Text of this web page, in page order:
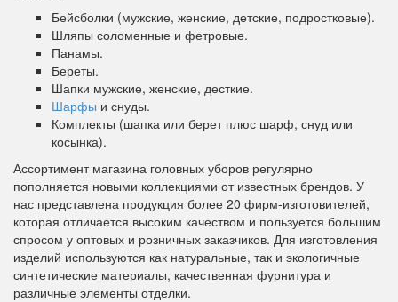
Бейсболки (мужские, женские, детские, подростковые).
Шляпы соломенные и фетровые.
Панамы.
Береты.
Шапки мужские, женские, десткие.
Шарфы и снуды.
Комплекты (шапка или берет плюс шарф, снуд или
косынка).
Ассортимент магазина головных уборов регулярно
пополняется новыми коллекциями от известных брендов. У
нас представлена продукция более 20 фирм-изготовителей,
которая отличается высоким качеством и пользуется большим
спросом у оптовых и розничных заказчиков. Для изготовления
изделий используются как натуральные, так и экологичные
синтетические материалы, качественная фурнитура и
различные элементы отделки.